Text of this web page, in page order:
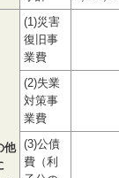
他
(1)災害
復旧事
業費
(2)失業
対策事
業費
(3)公債
費（利